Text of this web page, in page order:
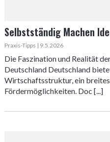
Selbstständig Machen
Praxis-Tipps | 9.5.2026
Die Faszination und Realität
Deutschland Deutschland
Wirtschaftsstruktur, ein
Fördermöglichkeiten. Doc [...]